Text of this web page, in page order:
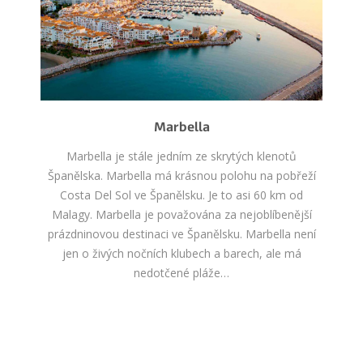
Marbella
Marbella je stále jedním ze skrytých klenotů
Španělska. Marbella má krásnou polohu na pobřeží
Costa Del Sol ve Španělsku. Je to asi 60 km od
Malagy. Marbella je považována za nejoblíbenější
prázdninovou destinaci ve Španělsku. Marbella není
jen o živých nočních klubech a barech, ale má
nedotčené pláže…